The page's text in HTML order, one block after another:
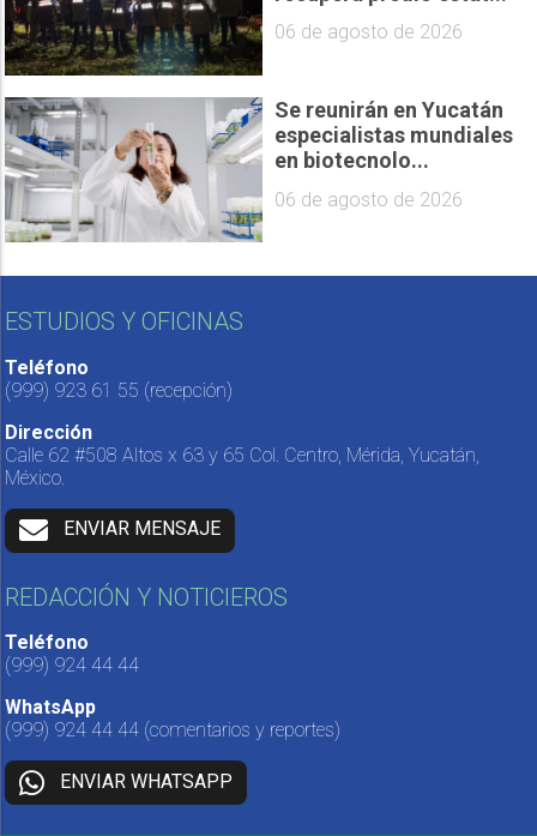
06 de agosto de 2026
Se reunirán en Yucatán
especialistas mundiales
en biotecnolo...
06 de agosto de 2026
ESTUDIOS Y OFICINAS
Teléfono
(999) 923 61 55 (recepción)
Dirección
Calle 62 #508 Altos x 63 y 65 Col. Centro, Mérida, Yucatán,
México.
ENVIAR MENSAJE
REDACCIÓN Y NOTICIEROS
Teléfono
(999) 924 44 44
WhatsApp
(999) 924 44 44 (comentarios y reportes)
ENVIAR WHATSAPP